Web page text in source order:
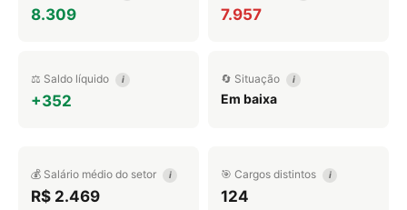
8.309 7.957
⚖️ Saldo líquido i
+352
🔄 Situação i
Em baixa
💰 Salário médio do setor i
R$ 2.469
🎯 Cargos distintos i
124